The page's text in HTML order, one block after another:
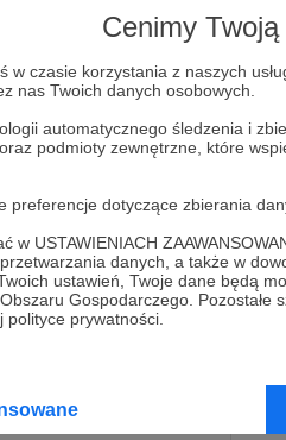
Cenimy
w czasie korzystania z naszych
nas Twoich danych osobowych.
automatycznego śledzenia i
podmioty zewnętrzne, które
dotyczące zbierania
w USTAWIENIACH
danych, a także w
ustawień, Twoje dane będą
Gospodarczego.
prywatności.
to nowsze
pamiętamy o Tobie w
naszych Dobrodziejów
w Szkole
pomoc otwiera